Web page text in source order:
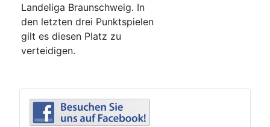
Landeliga Braunschweig. In
den letzten drei Punktspielen
gilt es diesen Platz zu
verteidigen.